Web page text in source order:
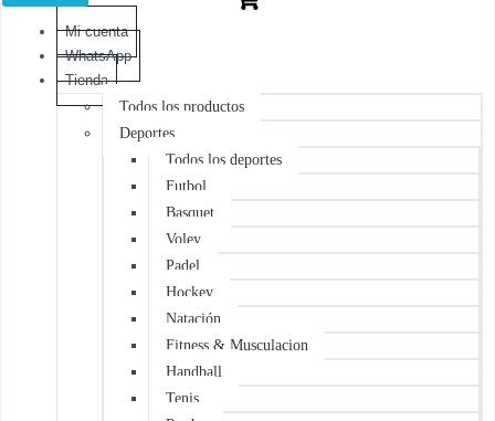
Mi cuenta
WhatsApp
Tienda
Todos los productos
Deportes
Todos los deportes
Futbol
Basquet
Voley
Padel
Hockey
Natación
Fitness & Musculacion
Handball
Tenis